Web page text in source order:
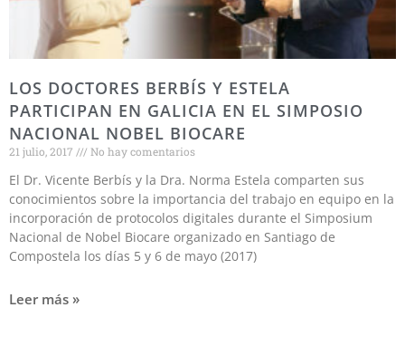
LOS DOCTORES BERBÍS Y ESTELA
PARTICIPAN EN GALICIA EN EL SIMPOSIO
NACIONAL NOBEL BIOCARE
21 julio, 2017 No hay comentarios
El Dr. Vicente Berbís y la Dra. Norma Estela comparten sus
conocimientos sobre la importancia del trabajo en equipo en la
incorporación de protocolos digitales durante el Simposium
Nacional de Nobel Biocare organizado en Santiago de
Compostela los días 5 y 6 de mayo (2017)
Leer más »